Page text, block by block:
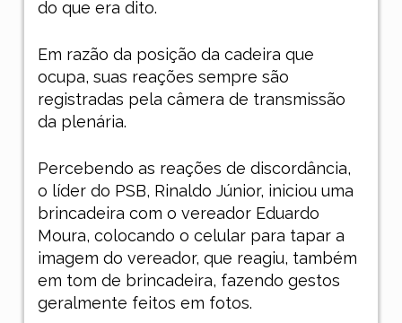
do que era dito.
Em razão da posição da cadeira que
ocupa, suas reações sempre são
registradas pela câmera de transmissão
da plenária.
Percebendo as reações de discordância,
o líder do PSB, Rinaldo Júnior, iniciou uma
brincadeira com o vereador Eduardo
Moura, colocando o celular para tapar a
imagem do vereador, que reagiu, também
em tom de brincadeira, fazendo gestos
geralmente feitos em fotos.